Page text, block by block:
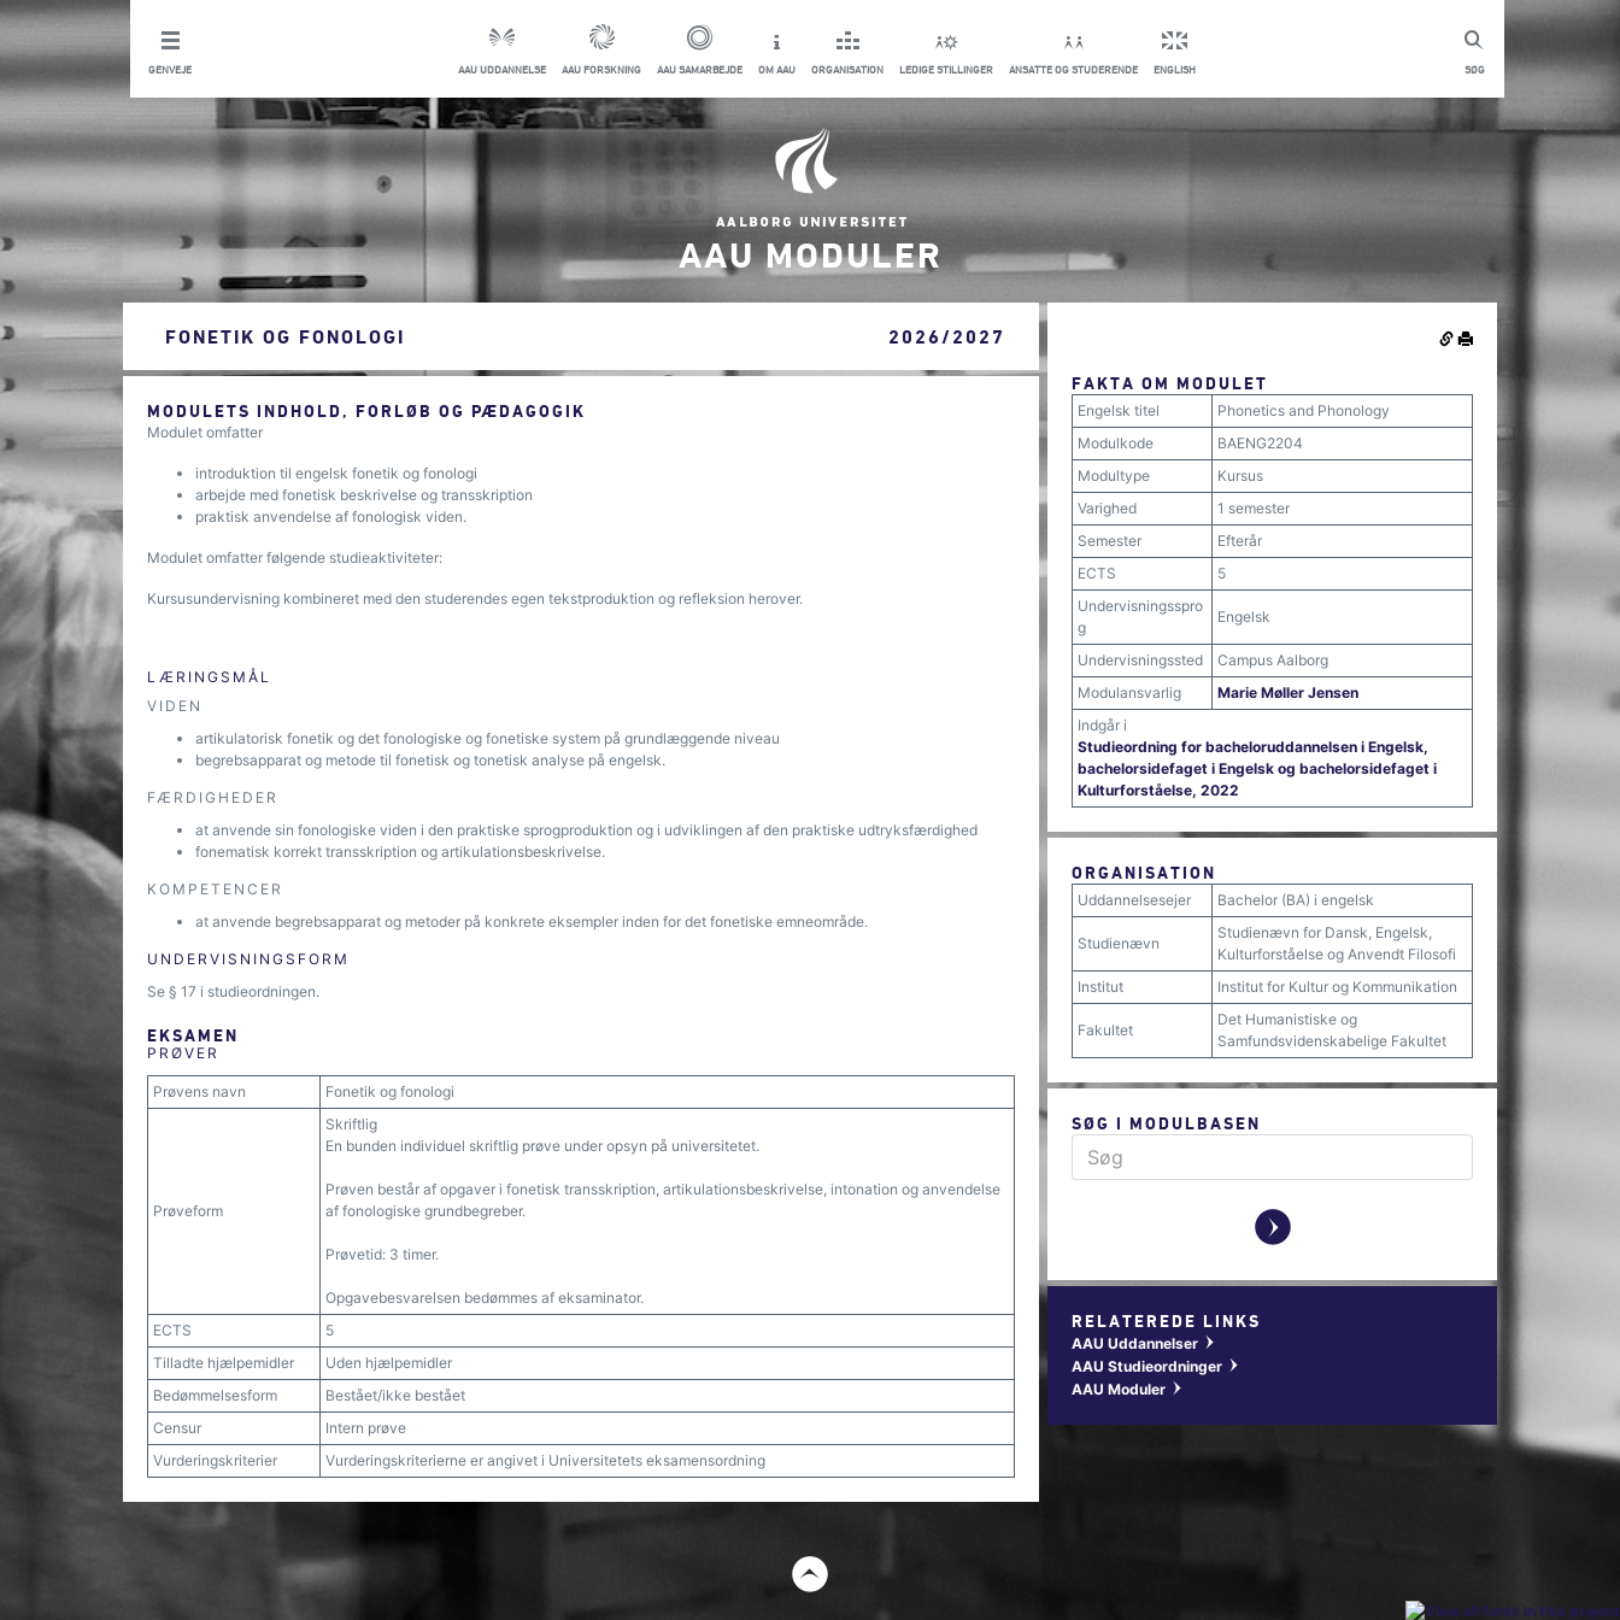
SØG
GENVEJE AAU UDDANNELSE AAU FORSKNING AAU SAMARBEJDE OM AAU ORGANISATION LEDIGE STILLINGER ANSATTE OG STUDERENDE ENGLISH
AAU MODULER
FONETIK OG FONOLOGI 2026/2027
MODULETS INDHOLD, FORLØB OG PÆDAGOGIK
Modulet omfatter
introduktion til engelsk fonetik og fonologi
arbejde med fonetisk beskrivelse og transskription
praktisk anvendelse af fonologisk viden.
Modulet omfatter følgende studieaktiviteter:
Kursusundervisning kombineret med den studerendes egen tekstproduktion og refleksion herover.
LÆRINGSMÅL
VIDEN
artikulatorisk fonetik og det fonologiske og fonetiske system på grundlæggende niveau
begrebsapparat og metode til fonetisk og tonetisk analyse på engelsk.
FÆRDIGHEDER
at anvende sin fonologiske viden i den praktiske sprogproduktion og i udviklingen af den praktiske udtryksfærdighed
fonematisk korrekt transskription og artikulationsbeskrivelse.
KOMPETENCER
at anvende begrebsapparat og metoder på konkrete eksempler inden for det fonetiske emneområde.
UNDERVISNINGSFORM
Se § 17 i studieordningen.
EKSAMEN
PRØVER
Prøvens navn Fonetik og fonologi
Prøveform
Skriftlig
En bunden individuel skriftlig prøve under opsyn på universitetet.
Prøven består af opgaver i fonetisk transskription, artikulationsbeskrivelse, intonation og anvendelse
af fonologiske grundbegreber.
Prøvetid: 3 timer.
Opgavebesvarelsen bedømmes af eksaminator.
ECTS
5
Tilladte hjælpemidler
Uden hjælpemidler
Bedømmelsesform
Bestået/ikke bestået
Censur
Intern prøve
Vurderingskriterier
Vurderingskriterierne er angivet i Universitetets eksamensordning
FAKTA OM MODULET
Engelsk titel
Phonetics and Phonology
Modulkode
BAENG2204
Modultype
Kursus
Varighed
1 semester
Semester
Efterår
ECTS
5
Undervisningsspro
g
Engelsk
Undervisningssted
Campus Aalborg
Modulansvarlig
Marie Møller Jensen
Indgår i
Studieordning for bacheloruddannelsen i Engelsk,
bachelorsidefaget i Engelsk og bachelorsidefaget i
Kulturforståelse, 2022
ORGANISATION
Uddannelsesejer Bachelor (BA) i engelsk
Studienævn
Studienævn for Dansk, Engelsk,
Kulturforståelse og Anvendt Filosofi
Institut
Institut for Kultur og Kommunikation
Fakultet
Det Humanistiske og
Samfundsvidenskabelige Fakultet
SØG I MODULBASEN
y
RELATEREDE LINKS
AAU Uddannelser w
AAU Studieordninger w
AAU Moduler w
t